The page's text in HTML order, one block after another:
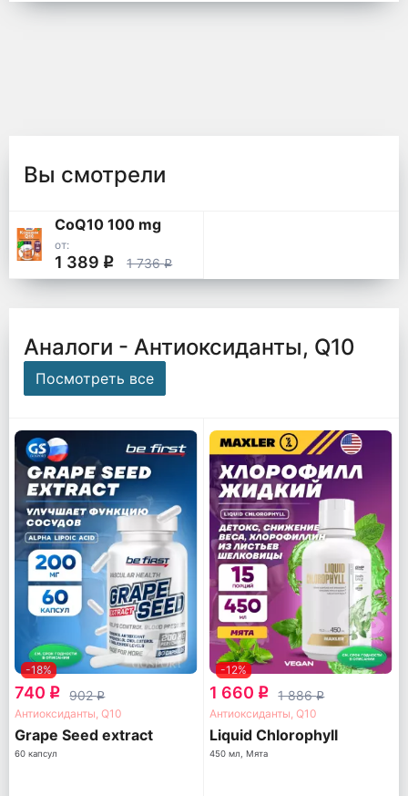
Вы смотрели
CoQ10 100 mg
от:
1 389 q 1 736q
Аналоги - Антиоксиданты, Q10
Посмотреть все
-18%
740 q 902q
Антиоксиданты, Q10
Grape Seed extract
60 капсул
-12%
1 660 q 1 886q
Антиоксиданты, Q10
Liquid Chlorophyll
450 мл, Мята